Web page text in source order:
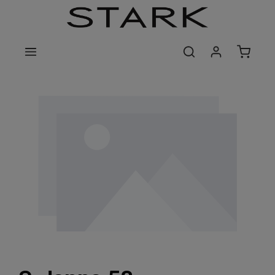
Zum Hauptinhalt springen